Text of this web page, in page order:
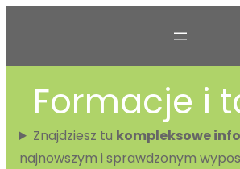
treści
Formacje i
Znajdziesz tu kompleksowe
najnowszym i sprawdzonym